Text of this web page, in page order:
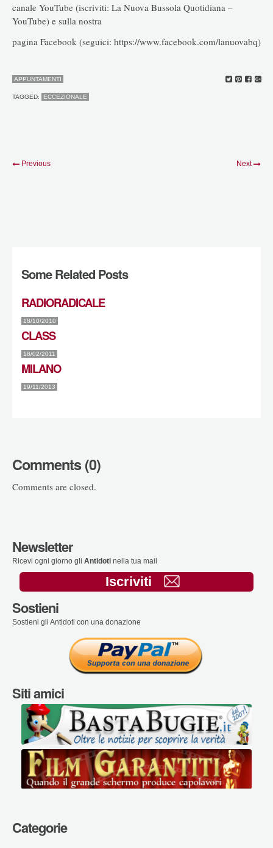
canale YouTube (iscriviti: La Nuova Bussola Quotidiana –
YouTube) e sulla nostra
pagina Facebook (seguici: https://www.facebook.com/lanuovabq)
APPUNTAMENTI
TAGGED: ECCEZIONALE
Previous Next
Some Related Posts
RADIORADICALE
18/10/2010
CLASS
18/02/2011
MILANO
19/11/2013
Comments (0)
Comments are closed.
Newsletter
Ricevi ogni giorno gli Antidoti nella tua mail
Iscriviti
Sostieni
Sostieni gli Antidoti con una donazione
Siti amici
Categorie